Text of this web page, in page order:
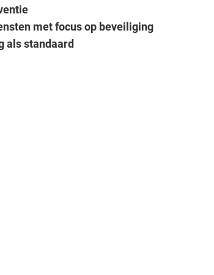
met focus op beveiliging
als standaard